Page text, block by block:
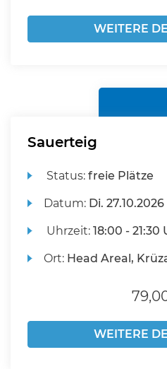
WEITERE
Sauerteig
Status:freie Plätze
Datum: Di. 27.10.2026
Uhrzeit:18:00 - 21:30
Ort: Head Areal,
WEITERE